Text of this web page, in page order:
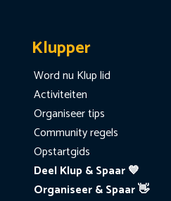
Klupper
Word nu Klup lid
Activiteiten
Organiseer tips
Community regels
Opstartgids
Deel Klup & Spaar 💙
Organiseer & Spaar 👋